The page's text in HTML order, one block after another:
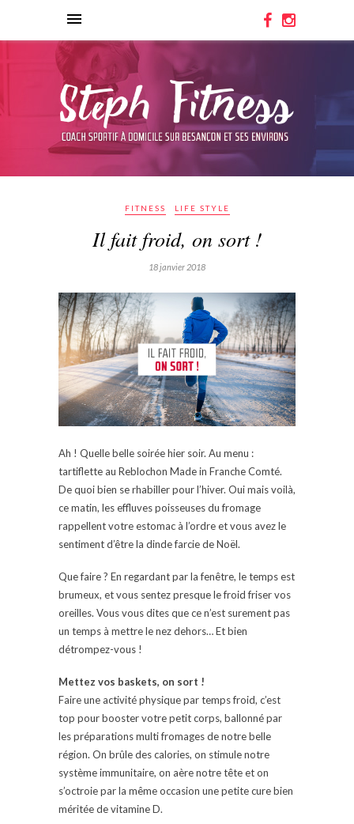
FITNESS LIFE STYLE
Il fait froid, on sort !
18 janvier 2018
Ah ! Quelle belle soirée hier soir. Au menu :
tartiflette au Reblochon Made in Franche Comté.
De quoi bien se rhabiller pour l’hiver. Oui mais voilà,
ce matin, les effluves poisseuses du fromage
rappellent votre estomac à l’ordre et vous avez le
sentiment d’être la dinde farcie de Noël.
Que faire ? En regardant par la fenêtre, le temps est
brumeux, et vous sentez presque le froid friser vos
oreilles. Vous vous dites que ce n’est surement pas
un temps à mettre le nez dehors… Et bien
détrompez-vous !
Mettez vos baskets, on sort !
Faire une activité physique par temps froid, c’est
top pour booster votre petit corps, ballonné par
les préparations multi fromages de notre belle
région. On brûle des calories, on stimule notre
système immunitaire, on aère notre tête et on
s’octroie par la même occasion une petite cure bien
méritée de vitamine D.